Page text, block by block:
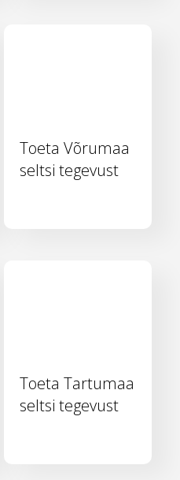
Toeta Võrumaa
seltsi tegevust
Toeta Tartumaa
seltsi tegevust